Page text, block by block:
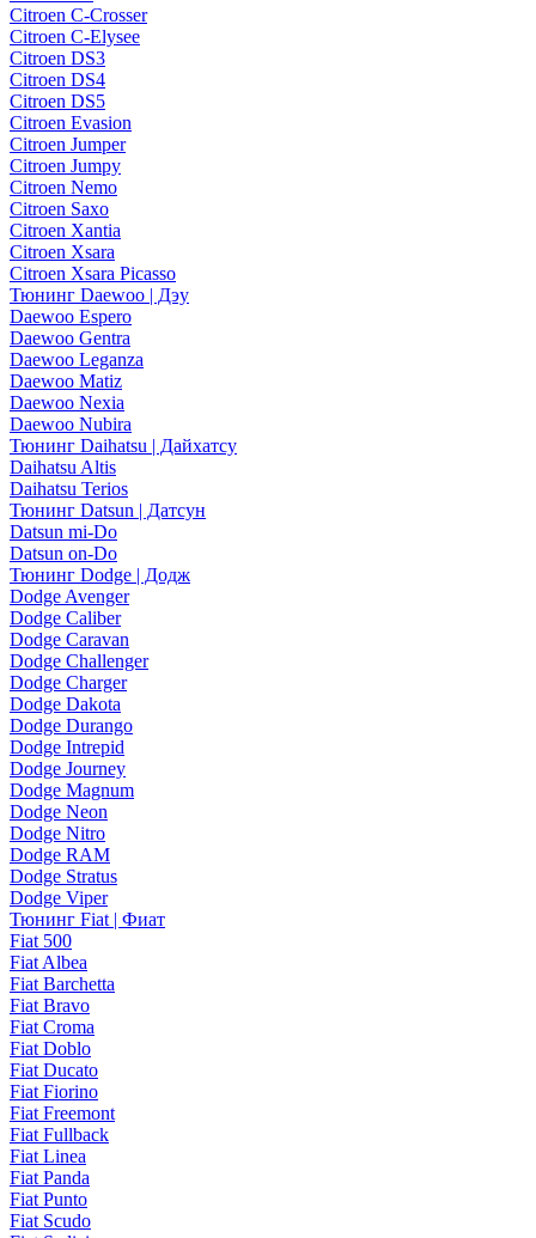
Citroen C-Crosser
Citroen C-Elysee
Citroen DS3
Citroen DS4
Citroen DS5
Citroen Evasion
Citroen Jumper
Citroen Jumpy
Citroen Nemo
Citroen Saxo
Citroen Xantia
Citroen Xsara
Citroen Xsara Picasso
Тюнинг Daewoo | Дэу
Daewoo Espero
Daewoo Gentra
Daewoo Leganza
Daewoo Matiz
Daewoo Nexia
Daewoo Nubira
Тюнинг Daihatsu | Дайхатсу
Daihatsu Altis
Daihatsu Terios
Тюнинг Datsun | Датсун
Datsun mi-Do
Datsun on-Do
Тюнинг Dodge | Додж
Dodge Avenger
Dodge Caliber
Dodge Caravan
Dodge Challenger
Dodge Charger
Dodge Dakota
Dodge Durango
Dodge Intrepid
Dodge Journey
Dodge Magnum
Dodge Neon
Dodge Nitro
Dodge RAM
Dodge Stratus
Dodge Viper
Тюнинг Fiat | Фиат
Fiat 500
Fiat Albea
Fiat Barchetta
Fiat Bravo
Fiat Croma
Fiat Doblo
Fiat Ducato
Fiat Fiorino
Fiat Freemont
Fiat Fullback
Fiat Linea
Fiat Panda
Fiat Punto
Fiat Scudo